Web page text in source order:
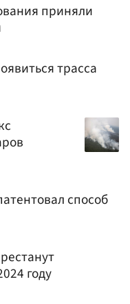
приняли
трасса
способ
году